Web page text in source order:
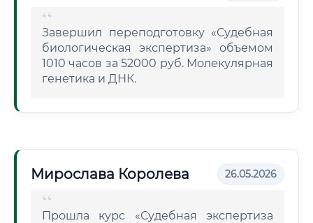
Завершил переподготовку «Судебная
биологическая экспертиза» объемом
1010 часов за 52000 руб. Молекулярная
генетика и ДНК.
Мирослава Королева 26.05.2026
Прошла курс «Судебная экспертиза